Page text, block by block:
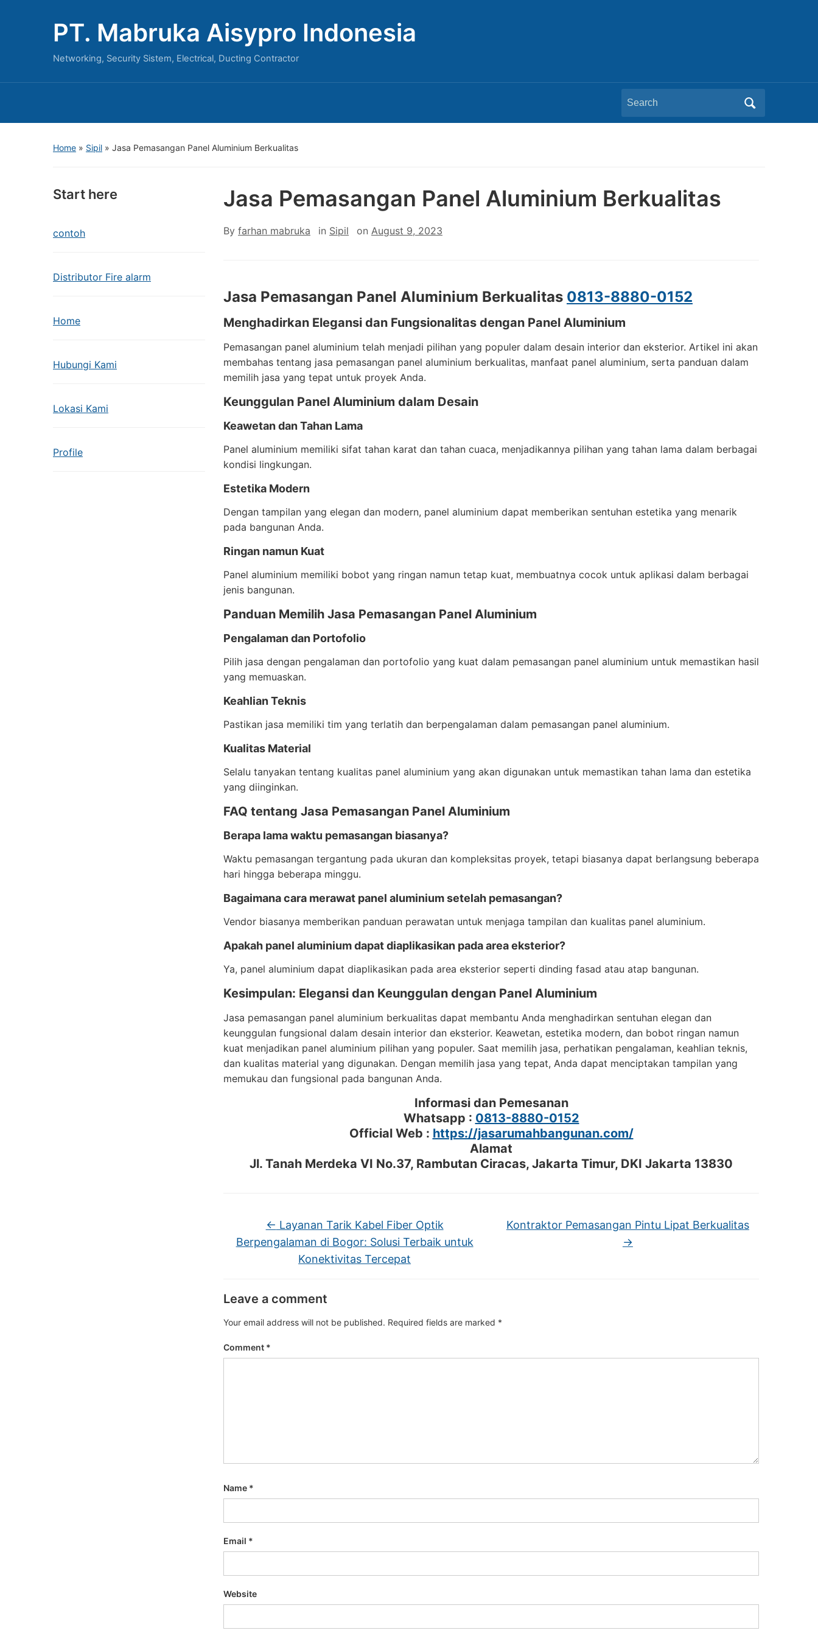
PT. Mabruka Aisypro Indonesia
Networking, Security Sistem, Electrical, Ducting Contractor
Search
for:
Home » Sipil » Jasa Pemasangan Panel Aluminium Berkualitas
Start here
contoh
Distributor Fire alarm
Home
Hubungi Kami
Lokasi Kami
Profile
Jasa Pemasangan Panel Aluminium Berkualitas
By farhan mabruka in Sipil on August 9, 2023
Jasa Pemasangan Panel Aluminium Berkualitas 0813-8880-0152
Menghadirkan Elegansi dan Fungsionalitas dengan Panel Aluminium
Pemasangan panel aluminium telah menjadi pilihan yang populer dalam desain interior dan eksterior. Artikel ini akan
membahas tentang jasa pemasangan panel aluminium berkualitas, manfaat panel aluminium, serta panduan dalam
memilih jasa yang tepat untuk proyek Anda.
Keunggulan Panel Aluminium dalam Desain
Keawetan dan Tahan Lama
Panel aluminium memiliki sifat tahan karat dan tahan cuaca, menjadikannya pilihan yang tahan lama dalam berbagai
kondisi lingkungan.
Estetika Modern
Dengan tampilan yang elegan dan modern, panel aluminium dapat memberikan sentuhan estetika yang menarik
pada bangunan Anda.
Ringan namun Kuat
Panel aluminium memiliki bobot yang ringan namun tetap kuat, membuatnya cocok untuk aplikasi dalam berbagai
jenis bangunan.
Panduan Memilih Jasa Pemasangan Panel Aluminium
Pengalaman dan Portofolio
Pilih jasa dengan pengalaman dan portofolio yang kuat dalam pemasangan panel aluminium untuk memastikan hasil
yang memuaskan.
Keahlian Teknis
Pastikan jasa memiliki tim yang terlatih dan berpengalaman dalam pemasangan panel aluminium.
Kualitas Material
Selalu tanyakan tentang kualitas panel aluminium yang akan digunakan untuk memastikan tahan lama dan estetika
yang diinginkan.
FAQ tentang Jasa Pemasangan Panel Aluminium
Berapa lama waktu pemasangan biasanya?
Waktu pemasangan tergantung pada ukuran dan kompleksitas proyek, tetapi biasanya dapat berlangsung beberapa
hari hingga beberapa minggu.
Bagaimana cara merawat panel aluminium setelah pemasangan?
Vendor biasanya memberikan panduan perawatan untuk menjaga tampilan dan kualitas panel aluminium.
Apakah panel aluminium dapat diaplikasikan pada area eksterior?
Ya, panel aluminium dapat diaplikasikan pada area eksterior seperti dinding fasad atau atap bangunan.
Kesimpulan: Elegansi dan Keunggulan dengan Panel Aluminium
Jasa pemasangan panel aluminium berkualitas dapat membantu Anda menghadirkan sentuhan elegan dan
keunggulan fungsional dalam desain interior dan eksterior. Keawetan, estetika modern, dan bobot ringan namun
kuat menjadikan panel aluminium pilihan yang populer. Saat memilih jasa, perhatikan pengalaman, keahlian teknis,
dan kualitas material yang digunakan. Dengan memilih jasa yang tepat, Anda dapat menciptakan tampilan yang
memukau dan fungsional pada bangunan Anda.
Informasi dan Pemesanan
Whatsapp : 0813-8880-0152
Official Web : https://jasarumahbangunan.com/
Alamat
Jl. Tanah Merdeka VI No.37, Rambutan Ciracas, Jakarta Timur, DKI Jakarta 13830
← Layanan Tarik Kabel Fiber Optik
Berpengalaman di Bogor: Solusi Terbaik untuk
Konektivitas Tercepat
Kontraktor Pemasangan Pintu Lipat Berkualitas
→
Leave a comment
Your email address will not be published. Required fields are marked *
Comment *
Name *
Email *
Website